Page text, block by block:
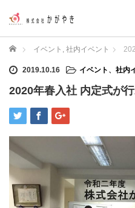
ホーム イベント , 社内イベント
2019.10.16 イベント 、 社内
2020年春入社 内定式が